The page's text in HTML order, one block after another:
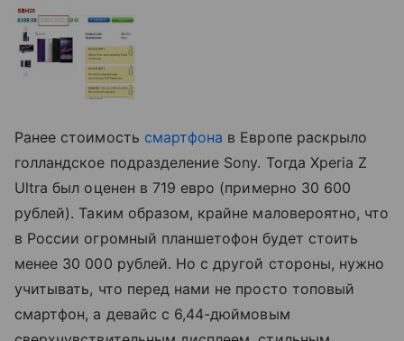
Ранее стоимость смартфона в Европе раскрыло
голландское подразделение Sony. Тогда Xperia Z
Ultra был оценен в 719 евро (примерно 30 600
рублей). Таким образом, крайне маловероятно, что
в России огромный планшетофон будет стоить
менее 30 000 рублей. Но с другой стороны, нужно
учитывать, что перед нами не просто топовый
смартфон, а девайс с 6,44-дюймовым